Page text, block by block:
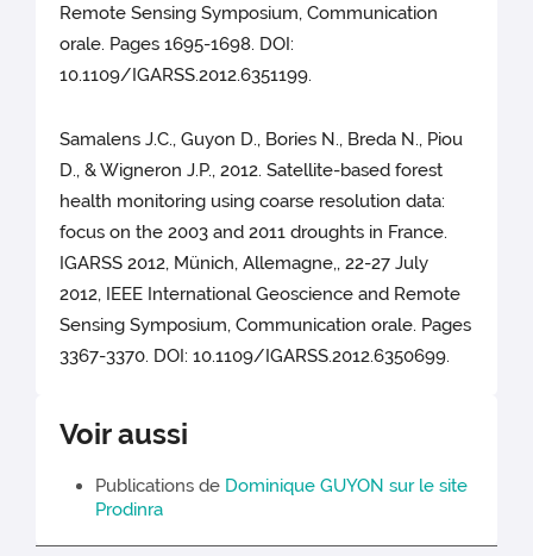
Remote Sensing Symposium, Communication
orale. Pages 1695-1698. DOI:
10.1109/IGARSS.2012.6351199.
Samalens J.C., Guyon D., Bories N., Breda N., Piou
D., & Wigneron J.P., 2012. Satellite-based forest
health monitoring using coarse resolution data:
focus on the 2003 and 2011 droughts in France.
IGARSS 2012, Münich, Allemagne,, 22-27 July
2012, IEEE International Geoscience and Remote
Sensing Symposium, Communication orale. Pages
3367-3370. DOI: 10.1109/IGARSS.2012.6350699.
Voir aussi
Publications de Dominique GUYON sur le site
Prodinra